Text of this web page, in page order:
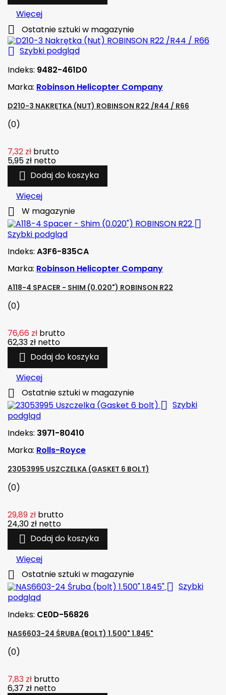
Więcej
 Ostatnie sztuki w magazynie
 Szybki podgląd
Indeks: 9482-461D0
Marka: Robinson Helicopter Company
D210-3 NAKRĘTKA (NUT) ROBINSON R22 /R44 / R66
(0)
7,32 zł brutto
5,95 zł netto
 Dodaj do koszyka
Więcej
 W magazynie

Szybki podgląd
Indeks: A3F6-835CA
Marka: Robinson Helicopter Company
A118-4 SPACER - SHIM (0.020") ROBINSON R22
(0)
76,66 zł brutto
62,33 zł netto
 Dodaj do koszyka
Więcej
 Ostatnie sztuki w magazynie
 Szybki
podgląd
Indeks: 3971-80410
Marka: Rolls-Royce
23053995 USZCZELKA (GASKET 6 BOLT)
(0)
29,89 zł brutto
24,30 zł netto
 Dodaj do koszyka
Więcej
 Ostatnie sztuki w magazynie
 Szybki
podgląd
Indeks: CE0D-56826
NAS6603-24 ŚRUBA (BOLT) 1.500" 1.845"
(0)
7,83 zł brutto
6,37 zł netto